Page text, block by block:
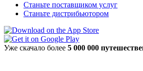
Станьте поставщиком услуг
Станьте дистрибьютором
Уже скачало более 5 000 000